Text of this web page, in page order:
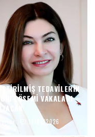
TEDAVILERIN
LÖSEMI VAKALARI
14/05/2026